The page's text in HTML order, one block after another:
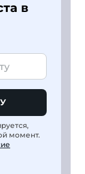
в
момент.